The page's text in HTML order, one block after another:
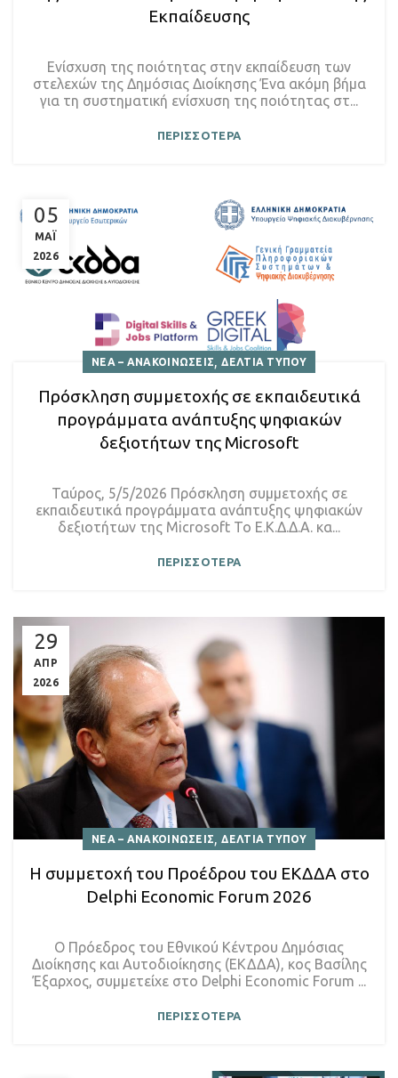
Εκπαίδευσης
Ενίσχυση της ποιότητας στην εκπαίδευση των
στελεχών της Δημόσιας Διοίκησης Ένα ακόμη βήμα
για τη συστηματική ενίσχυση της ποιότητας στ...
ΠΕΡΙΣΣΟΤΕΡΑ
05
ΜΑΪ
2026
ΝΕΑ – ΑΝΑΚΟΙΝΩΣΕΙΣ,ΔΕΛΤΙΑ ΤΥΠΟΥ
Πρόσκληση συμμετοχής σε εκπαιδευτικά
προγράμματα ανάπτυξης ψηφιακών
δεξιοτήτων της Microsoft
Ταύρος, 5/5/2026 Πρόσκληση συμμετοχής σε
εκπαιδευτικά προγράμματα ανάπτυξης ψηφιακών
δεξιοτήτων της Microsoft Το Ε.Κ.Δ.Δ.Α. κα...
ΠΕΡΙΣΣΟΤΕΡΑ
29
ΑΠΡ
2026
ΝΕΑ – ΑΝΑΚΟΙΝΩΣΕΙΣ,ΔΕΛΤΙΑ ΤΥΠΟΥ
Η συμμετοχή του Προέδρου του ΕΚΔΔΑ στο
Delphi Economic Forum 2026
Ο Πρόεδρος του Εθνικού Κέντρου Δημόσιας
Διοίκησης και Αυτοδιοίκησης (ΕΚΔΔΑ), κος Βασίλης
Έξαρχος, συμμετείχε στο Delphi Economic Forum ...
ΠΕΡΙΣΣΟΤΕΡΑ